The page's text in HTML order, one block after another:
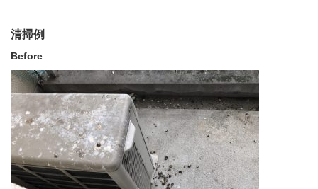
清掃例
Before